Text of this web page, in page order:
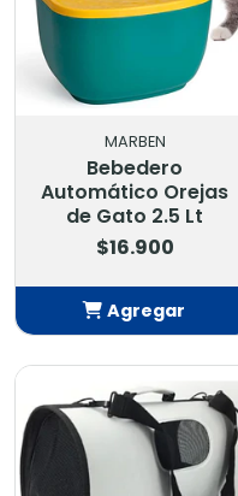
MARBEN
Bebedero
Automático Orejas
de Gato 2.5 Lt
$16.900
Agregar